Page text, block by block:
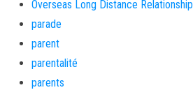
Overseas Long Distance Relationship
parade
parent
parentalité
parents